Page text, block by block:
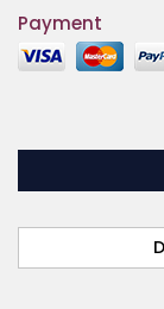
Payment